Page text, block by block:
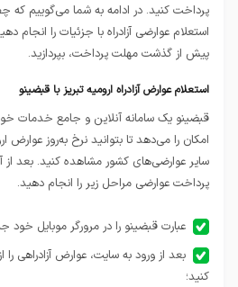
پرداخت کنید. در ادامه به شما می‌گوییم که
استعلام عوارضی آزادراه با جزئیات را انجام
پیش از گذشت مهلت پرداخت، بپردازید.
استعلام عوارض آزادراه ارومیه تبریز با قبضینو
قبضینو یک سامانه آنلاین و جامع خدمات
امکان را می‌دهد تا بتوانید نرخ به‌روز عوارض
سایر عوارضی‌های کشور مشاهده کنید. بعد از
پرداخت عوارضی مراحل زیر را انجام دهید.
عبارت قبضینو را در مرورگر موبایل خود
بعد از ورود به سایت، عوارض آزادراهی
کنید؛